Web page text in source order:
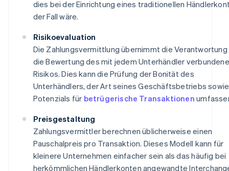
dies bei der Einrichtung eines traditionellen
der Fall wäre.
Risikoevaluation
Die Zahlungsvermittlung übernimmt die
die Bewertung des mit jedem Unterhändler
Risikos. Dies kann die Prüfung der Bonität des
Unterhändlers, der Art seines Geschäftsbetriebs
Potenzials für betrügerische Transaktionen
Preisgestaltung
Zahlungsvermittler berechnen üblicherweise einen
Pauschalpreis pro Transaktion. Dieses Modell kann für
kleinere Unternehmen einfacher sein als das häufig bei
herkömmlichen Händlerkonten angewandte